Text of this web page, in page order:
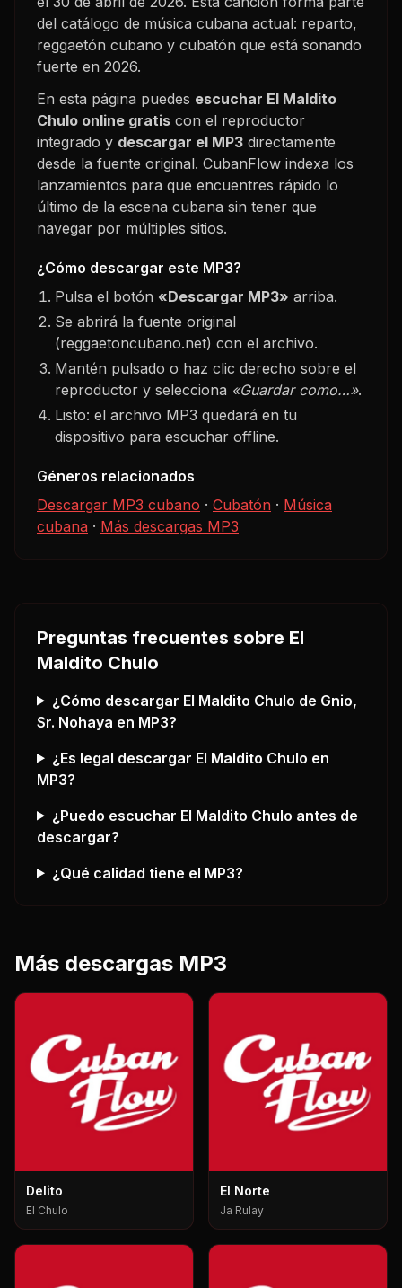
del catálogo de música cubana actual: reparto,
reggaetón cubano y cubatón que está sonando
fuerte en 2026.
En esta página puedes escuchar El Maldito
Chulo online gratis con el reproductor
integrado y descargar el MP3 directamente
desde la fuente original. CubanFlow indexa los
lanzamientos para que encuentres rápido lo
último de la escena cubana sin tener que
navegar por múltiples sitios.
¿Cómo descargar este MP3?
Pulsa el botón «Descargar MP3» arriba.
Se abrirá la fuente original
(reggaetoncubano.net) con el archivo.
Mantén pulsado o haz clic derecho sobre el
reproductor y selecciona «Guardar como…».
Listo: el archivo MP3 quedará en tu
dispositivo para escuchar offline.
Géneros relacionados
Descargar MP3 cubano · Cubatón · Música
cubana · Más descargas MP3
Preguntas frecuentes sobre El
Maldito Chulo
¿Cómo descargar El Maldito Chulo de Gnio,
Sr. Nohaya en MP3?
¿Es legal descargar El Maldito Chulo en
MP3?
¿Puedo escuchar El Maldito Chulo antes de
descargar?
¿Qué calidad tiene el MP3?
Más descargas MP3
Delito
El Chulo
El Norte
Ja Rulay